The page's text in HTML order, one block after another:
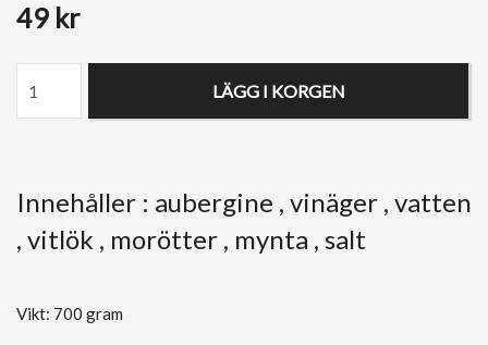
49 kr
LÄGG I KORGEN
Innehåller : aubergine , vinäger , vatten
, vitlök , morötter , mynta , salt
Vikt: 700 gram